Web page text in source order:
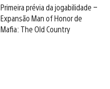
Primeira prévia da jogabilidade –
Expansão Man of Honor de
Mafia: The Old Country